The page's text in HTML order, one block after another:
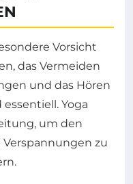
Vorsicht
das Vermeiden
und das Hören
essentiell. Yoga
um den
zu